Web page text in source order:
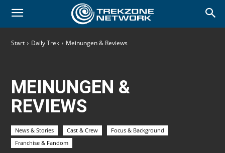
Start Daily Trek Meinungen & Reviews
MEINUNGEN &
REVIEWS
News & Stories Cast & Crew
Focus & Background
Franchise & Fandom